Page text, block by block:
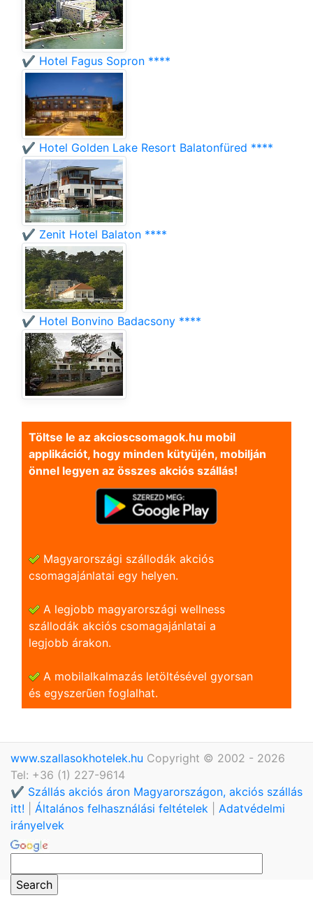
✔️ Hotel Fagus Sopron ****
✔️ Hotel Golden Lake Resort Balatonfüred ****
✔️ Zenit Hotel Balaton ****
✔️ Hotel Bonvino Badacsony ****
Töltse le az akcioscsomagok.hu mobil
applikációt, hogy minden kütyüjén, mobilján
önnel legyen az összes akciós szállás!
Magyarországi szállodák akciós
csomagajánlatai egy helyen.
A legjobb magyarországi wellness
szállodák akciós csomagajánlatai a
legjobb árakon.
A mobilalkalmazás letöltésével gyorsan
és egyszerũen foglalhat.
www.szallasokhotelek.hu Copyright © 2002 - 2026
Tel: +36 (1) 227-9614
✔️ Szállás akciós áron Magyarországon, akciós szállás
itt!
Általános felhasználási feltételek
Adatvédelmi
irányelvek